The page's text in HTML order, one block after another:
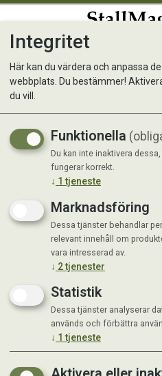
Ocean Sanitet
500 ml
För ett blänkande
Integritet
Här kan du värdera och anpassa
webbplats. Du bestämmer!
du vill.
Funktionella
Du kan inte inaktivera
fungerar korrekt.
↓ 1 tjeneste
Marknadsföring
Dessa tjänster behandlar
relevant innehåll om
vara intresserad av.
↓ 2tjenester
Statistik
Dessa tjänster analyserar
används och förbättra
↓ 1 tjeneste